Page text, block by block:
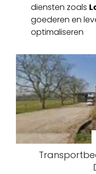
diensten zoals
goederen en
optimaliseren